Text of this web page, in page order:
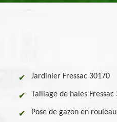
Jardinier Fressac 30170
Taillage de haies Fressac
Pose de gazon en